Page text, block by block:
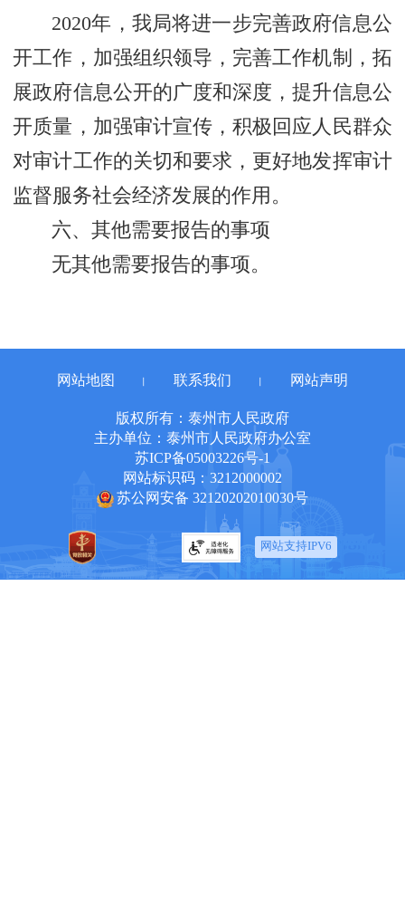
2020年，我局将进一步完善政府信息公
开工作，加强组织领导，完善工作机制，拓
展政府信息公开的广度和深度，提升信息公
开质量，加强审计宣传，积极回应人民群众
对审计工作的关切和要求，更好地发挥审计
监督服务社会经济发展的作用。
六、其他需要报告的事项
无其他需要报告的事项。
网站地图 联系我们 网站声明
版权所有：泰州市人民政府
主办单位：泰州市人民政府办公室
苏ICP备05003226号-1
网站标识码：3212000002
苏公网安备 32120202010030号
网站支持IPV6